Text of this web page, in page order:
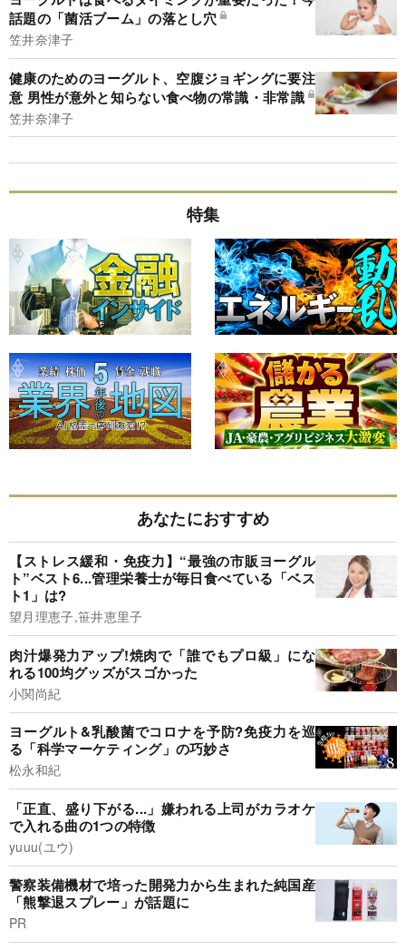
話題の「菌活ブーム」の落とし穴
笠井奈津子
健康のためのヨーグルト、空腹ジョギングに要注
意 男性が意外と知らない食べ物の常識・非常識
笠井奈津子
特集
あなたにおすすめ
【ストレス緩和・免疫力】“最強の市販ヨーグル
ト”ベスト6...管理栄養士が毎日食べている「ベス
ト1」は?
望月理恵子,笹井恵里子
肉汁爆発力アップ!焼肉で「誰でもプロ級」にな
れる100均グッズがスゴかった
小関尚紀
ヨーグルト&乳酸菌でコロナを予防?免疫力を巡
る「科学マーケティング」の巧妙さ
松永和紀
「正直、盛り下がる...」嫌われる上司がカラオケ
で入れる曲の1つの特徴
yuuu(ユウ)
警察装備機材で培った開発力から生まれた純国産
「熊撃退スプレー」が話題に
PR